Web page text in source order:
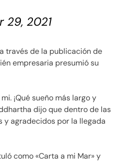
29, 2021
través de la publicación de
empresaria presumió su
¡Qué sueño más largo y
dijo que dentro de las
y agradecidos por la llegada
como «Carta a mi Mar» y